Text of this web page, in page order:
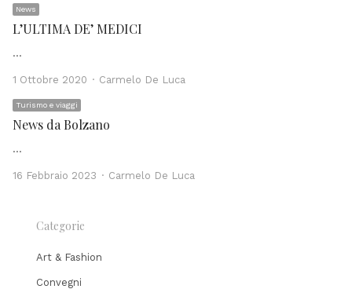
News
L’ULTIMA DE’ MEDICI
…
1 Ottobre 2020 Author
Carmelo De Luca
Turismo e viaggi
News da Bolzano
…
16 Febbraio 2023 Author
Carmelo De Luca
Categorie
Art & Fashion
Convegni